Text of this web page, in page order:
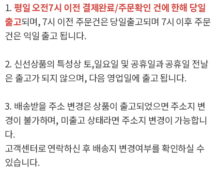
1. 평일 오전7시 이전 결제완료/주문확인 건에 한해 당일
출고되며, 7시 이전 주문건은 당일출고되며 7시 이후 주문
건은 익일 출고 됩니다.
2. 신선상품의 특성상 토,일요일 및 공휴일과 공휴일 전날
은 출고가 되지 않으며, 다음 영업일에 출고 됩니다.
3. 배송받을 주소 변경은 상품이 출고되었으면 주소지 변
경이 불가하며, 미출고 상태라면 주소지 변경이 가능합니
다.
고객센터로 연락하신 후 배송지 변경여부를 확인하실 수
있습니다.